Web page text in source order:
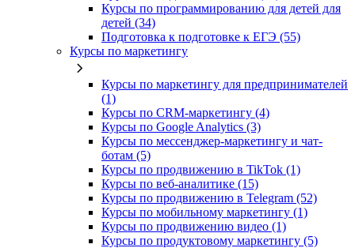
Курсы по программированию для детей для
детей (34)
Подготовка к подготовке к ЕГЭ (55)
Курсы по маркетингу
Курсы по маркетингу для предпринимателей
(1)
Курсы по CRM-маркетингу (4)
Курсы по Google Analytics (3)
Курсы по мессенджер-маркетингу и чат-
ботам (5)
Курсы по продвижению в TikTok (1)
Курсы по веб-аналитике (15)
Курсы по продвижению в Telegram (52)
Курсы по мобильному маркетингу (1)
Курсы по продвижению видео (1)
Курсы по продуктовому маркетингу (5)